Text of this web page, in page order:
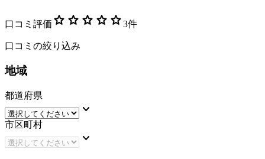
口コミ評価 star star star star star3件
口コミの絞り込み
地域
都道府県
keyboard_arrow_down
市区町村
keyboard_arrow_down